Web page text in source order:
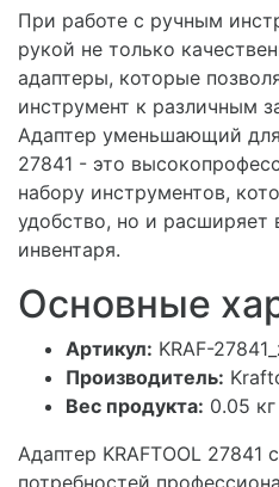
При работе с ручным
рукой не только
адаптеры, которые
инструмент к различным
Адаптер уменьшающий
27841 - это
набору инструментов,
удобство, но и расширяет
инвентаря.
Основные
Артикул: KRAF-
Производитель:
Вес продукта: 0.05 кг
Адаптер KRAFTOOL 27841
потребностей